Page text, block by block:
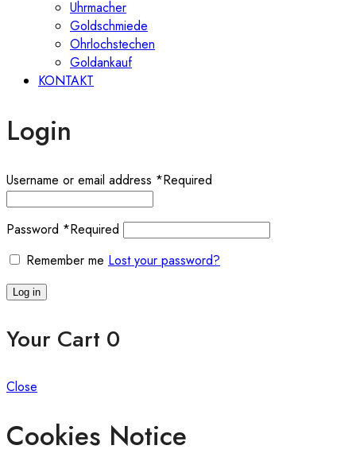
Uhrmacher
Goldschmiede
Ohrlochstechen
Goldankauf
KONTAKT
Login
Username or email address *Required
Password *Required
Remember me Lost your password?
Log in
Your Cart 0
Close
Cookies Notice